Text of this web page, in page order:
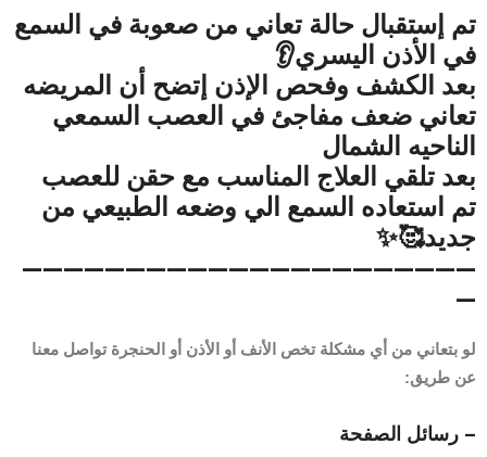
تم إستقبال حالة تعاني من صعوبة في السمع
في الأذن اليسري👂
بعد الكشف وفحص الإذن إتضح أن المريضه
تعاني ضعف مفاجئ في العصب السمعي
الناحيه الشمال
بعد تلقي العلاج المناسب مع حقن للعصب
تم استعاده السمع الي وضعه الطبيعي من
جديد🥰✨
——————————————————————
—
لو بتعاني من أي مشكلة تخص الأنف أو الأذن أو الحنجرة تواصل معنا
عن طريق:
– رسائل الصفحة